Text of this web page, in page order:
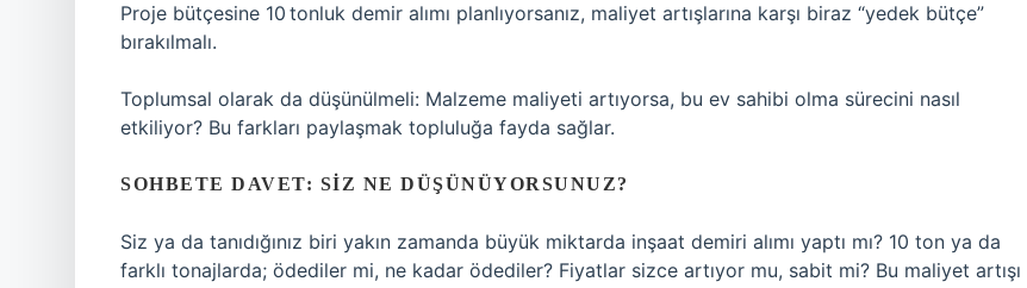
Proje bütçesine 10 tonluk demir alımı planlıyorsanız, maliyet artışlarına karşı biraz “yedek bütçe”
bırakılmalı.
Toplumsal olarak da düşünülmeli: Malzeme maliyeti artıyorsa, bu ev sahibi olma sürecini nasıl
etkiliyor? Bu farkları paylaşmak topluluğa fayda sağlar.
SOHBETE DAVET: SIZ NE DÜŞÜNÜYORSUNUZ?
Siz ya da tanıdığınız biri yakın zamanda büyük miktarda inşaat demiri alımı yaptı mı? 10 ton ya da
farklı tonajlarda; ödediler mi, ne kadar ödediler? Fiyatlar sizce artıyor mu, sabit mi? Bu maliyet artışı